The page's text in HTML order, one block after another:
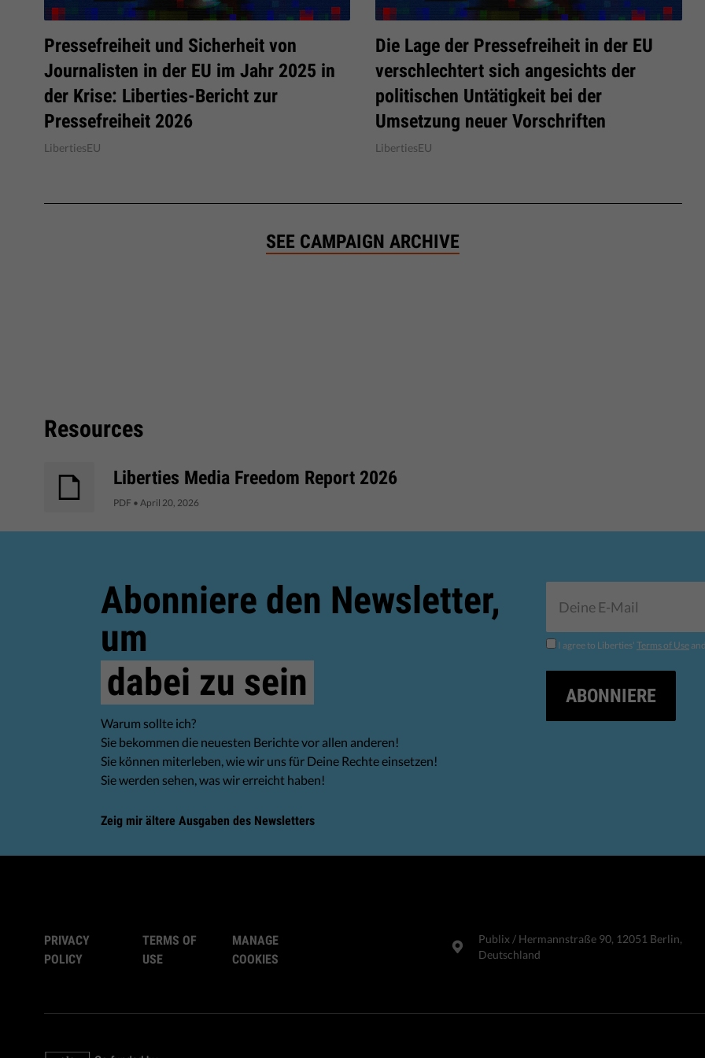
Pressefreiheit und Sicherheit von
Journalisten in der EU im Jahr 2025 in
der Krise: Liberties-Bericht zur
Pressefreiheit 2026
LibertiesEU
Die Lage der Pressefreiheit in der EU
verschlechtert sich angesichts der
politischen Untätigkeit bei der
Umsetzung neuer Vorschriften
LibertiesEU
SEE CAMPAIGN ARCHIVE
Resources
Liberties Media Freedom Report 2026
PDF • April 20, 2026
Abonniere den Newsletter,
um
dabei zu sein
Warum sollte ich?
Sie bekommen die neuesten Berichte vor allen anderen!
Sie können miterleben, wie wir uns für Deine Rechte einsetzen!
Sie werden sehen, was wir erreicht haben!
Zeig mir ältere Ausgaben des Newsletters
I agree to Liberties' Terms of Use and
ABONNIERE
PRIVACY
POLICY
TERMS OF
USE
MANAGE
COOKIES
Publix​ / Hermannstraße 90, 12051 Berlin,
Deutschland